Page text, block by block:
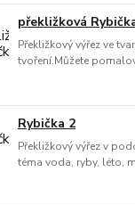
překližková
Překližkový výřez ve
tvoření.Můžete
Rybička 2
Překližkový výřez v
téma voda, ryby, léto,